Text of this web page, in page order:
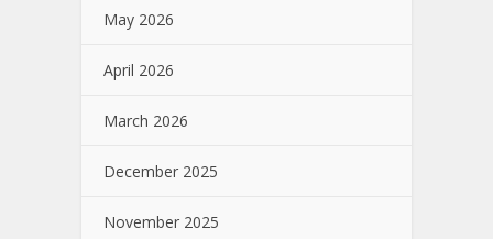
May 2026
April 2026
March 2026
December 2025
November 2025